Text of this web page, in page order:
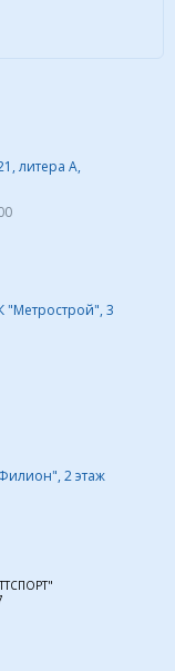
литера А,
"Метрострой", 3
2 этаж